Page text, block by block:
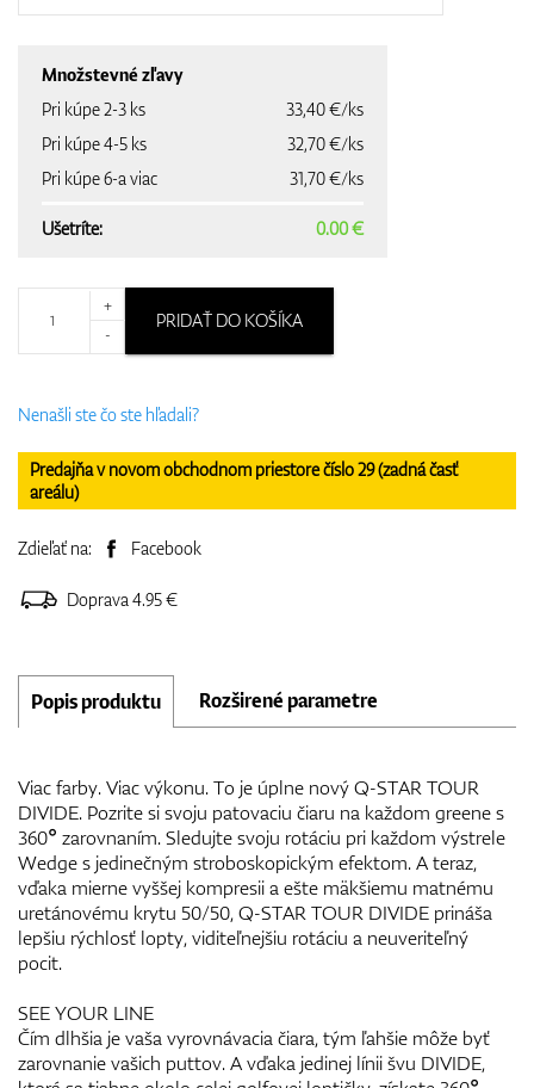
Množstevné zľavy
Pri kúpe 2-3 ks
33,40 €/ks
Pri kúpe 4-5 ks
32,70 €/ks
Pri kúpe 6-a viac
31,70 €/ks
Ušetríte: 0.00 €
+
-
PRIDAŤ DO KOŠÍKA
Nenašli ste čo ste hľadali?
Predajňa v novom obchodnom priestore číslo 29 (zadná časť
areálu)
Zdieľať na: Facebook
Doprava 4.95 €
Popis produktu Rozširené parametre
Viac farby. Viac výkonu. To je úplne nový Q-STAR TOUR
DIVIDE. Pozrite si svoju patovaciu čiaru na každom greene s
360° zarovnaním. Sledujte svoju rotáciu pri každom výstrele
Wedge s jedinečným stroboskopickým efektom. A teraz,
vďaka mierne vyššej kompresii a ešte mäkšiemu matnému
uretánovému krytu 50/50, Q-STAR TOUR DIVIDE prináša
lepšiu rýchlosť lopty, viditeľnejšiu rotáciu a neuveriteľný
pocit.
SEE YOUR LINE
Čím dlhšia je vaša vyrovnávacia čiara, tým ľahšie môže byť
zarovnanie vašich puttov. A vďaka jedinej línii švu DIVIDE,